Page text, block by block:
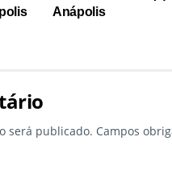
Anápolis
será publicado. Campos